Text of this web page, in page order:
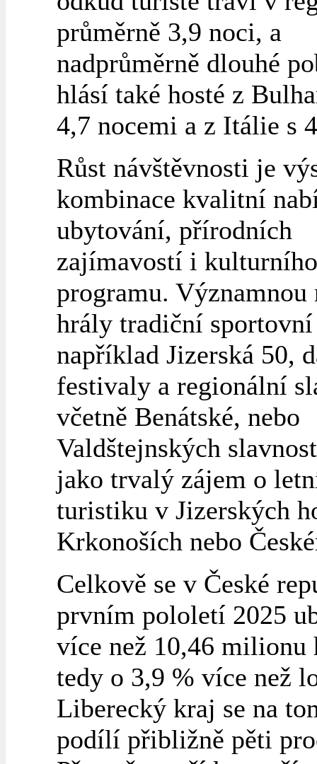
průměrně 3,9 noci, a
nadprůměrně dlouhé
hlásí také hosté z
4,7 nocemi a z Itálie s
Růst návštěvnosti je
kombinace kvalitní
ubytování, přírodních
zajímavostí i kulturního
programu.
hrály tradiční sportovní
například Jizerská 50,
festivaly a regionální
včetně Benátské, nebo
Valdštejnských
jako trvalý zájem o
turistiku v Jizerských
Krkonoších nebo
Celkově se v České
prvním pololetí 2025
více než 10,46 milionu
tedy o 3,9 % více než
Liberecký kraj se na
podílí přibližně pěti